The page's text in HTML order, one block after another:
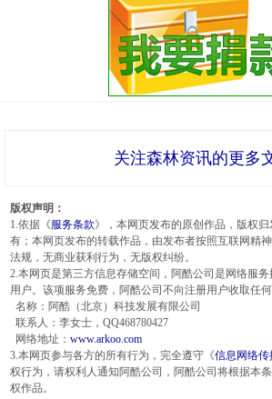
关注森林资讯的更多
版权声明：
1.依据《服务条款》，本网页发布的原创作品，版权
有；本网页发布的转载作品，由发布者按照互联网精
法规，无商业获利行为，无版权纠纷。
2.本网页是第三方信息存储空间，阿酷公司是网络服
用户。该项服务免费，阿酷公司不向注册用户收取任何
名称：阿酷（北京）科技发展有限公司
联系人：李女士，QQ468780427
网络地址： www.arkoo.com
3.本网页参与各方的所有行为，完全遵守《信息网络传
权行为，请权利人通知阿酷公司，阿酷公司将根据本
权作品。